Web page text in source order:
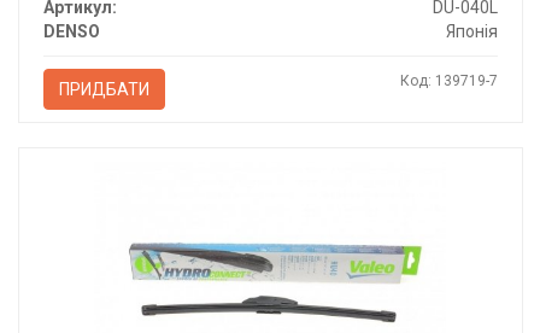
Артикул:
DU-040L
DENSO
Японія
ПРИДБАТИ Код: 139719-7